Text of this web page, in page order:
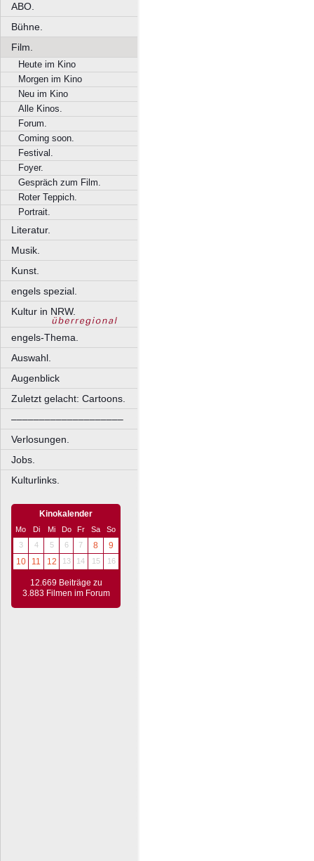
ABO.
Bühne.
Film.
Heute im Kino
Morgen im Kino
Neu im Kino
Alle Kinos.
Forum.
Coming soon.
Festival.
Foyer.
Gespräch zum Film.
Roter Teppich.
Portrait.
Literatur.
Musik.
Kunst.
engels spezial.
Kultur in NRW.
engels-Thema.
Auswahl.
Augenblick
Zuletzt gelacht: Cartoons.
––––––––––––––––––––
Verlosungen.
Jobs.
Kulturlinks.
Kinokalender
Mo Di Mi Do Fr Sa
So
3
4 5 6 7 8
9
10
11 12 13 14 15 16
12.669 Beiträge zu
3.883 Filmen im Forum